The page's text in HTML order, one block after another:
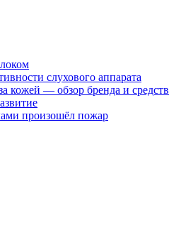
слухового аппарата
кожей — обзор бренда и средств
произошёл пожар